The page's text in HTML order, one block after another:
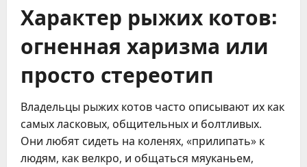
Характер рыжих котов:
огненная харизма или
просто стереотип
Владельцы рыжих котов часто описывают их как
самых ласковых, общительных и болтливых.
Они любят сидеть на коленях, «прилипать» к
людям, как велкро, и общаться мяуканьем,